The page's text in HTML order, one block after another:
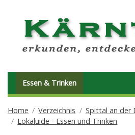
Essen & Trinken
Home Verzeichnis
Spittal an der
Lokaluide - Essen und Trinken